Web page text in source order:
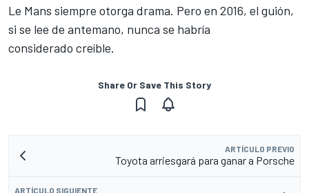
Le Mans siempre otorga drama. Pero en 2016, el guión,
si se lee de antemano, nunca se habría
considerado creíble.
Share Or Save This Story
ARTÍCULO PREVIO
Toyota arriesgará para ganar a Porsche
ARTÍCULO SIGUIENTE